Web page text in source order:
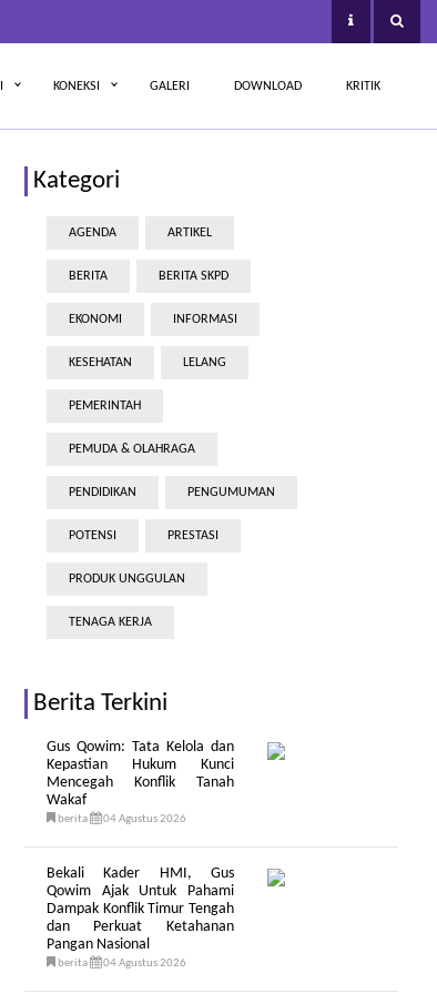
KONEKSI GALERI DOWNLOAD KRITIK
Kategori
AGENDA ARTIKEL
BERITA BERITA SKPD
EKONOMI INFORMASI
KESEHATAN LELANG
PEMERINTAH
PEMUDA & OLAHRAGA
PENDIDIKAN PENGUMUMAN
POTENSI PRESTASI
PRODUK UNGGULAN
TENAGA KERJA
Berita Terkini
Gus Qowim: Tata Kelola dan
Kepastian Hukum Kunci
Mencegah Konflik Tanah
Wakaf
berita 04 Agustus 2026
Bekali Kader HMI, Gus
Qowim Ajak Untuk Pahami
Dampak Konflik Timur Tengah
dan Perkuat Ketahanan
Pangan Nasional
berita 04 Agustus 2026